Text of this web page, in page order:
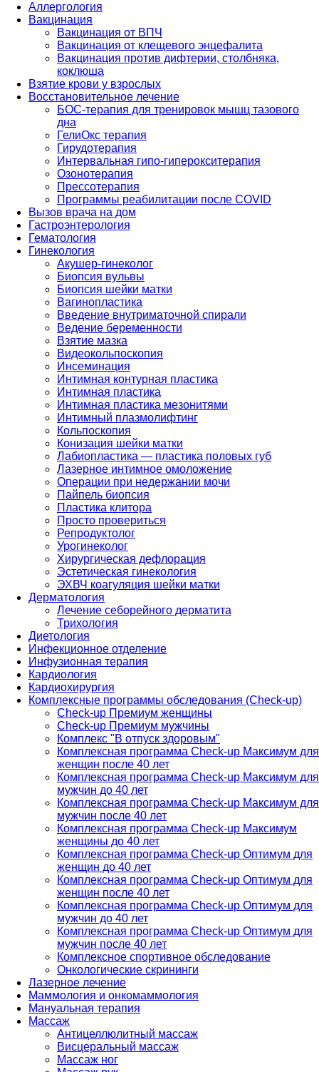
Аллергология
Вакцинация
Вакцинация от ВПЧ
Вакцинация от клещевого энцефалита
Вакцинация против дифтерии, столбняка,
коклюша
Взятие крови у взрослых
Восстановительное лечение
БОС-терапия для тренировок мышц тазового
дна
ГелиОкс терапия
Гирудотерапия
Интервальная гипо-гиперокситерапия
Озонотерапия
Прессотерапия
Программы реабилитации после СOVID
Вызов врача на дом
Гастроэнтерология
Гематология
Гинекология
Акушер-гинеколог
Биопсия вульвы
Биопсия шейки матки
Вагинопластика
Введение внутриматочной спирали
Ведение беременности
Взятие мазка
Видеокольпоскопия
Инсеминация
Интимная контурная пластика
Интимная пластика
Интимная пластика мезонитями
Интимный плазмолифтинг
Кольпоскопия
Конизация шейки матки
Лабиопластика — пластика половых губ
Лазерное интимное омоложение
Операции при недержании мочи
Пайпель биопсия
Пластика клитора
Просто провериться
Репродуктолог
Урогинеколог
Хирургическая дефлорация
Эстетическая гинекология
ЭХВЧ коагуляция шейки матки
Дерматология
Лечение себорейного дерматита
Трихология
Диетология
Инфекционное отделение
Инфузионная терапия
Кардиология
Кардиохирургия
Комплексные программы обследования (Check-up)
Check-up Премиум женщины
Check-up Премиум мужчины
Комплекс "В отпуск здоровым"
Комплексная программа Check-up Максимум для
женщин после 40 лет
Комплексная программа Check-up Максимум для
мужчин до 40 лет
Комплексная программа Check-up Максимум для
мужчин после 40 лет
Комплексная программа Check-up Максимум
женщины до 40 лет
Комплексная программа Check-up Оптимум для
женщин до 40 лет
Комплексная программа Check-up Оптимум для
женщин после 40 лет
Комплексная программа Check-up Оптимум для
мужчин до 40 лет
Комплексная программа Check-up Оптимум для
мужчин после 40 лет
Комплексное спортивное обследование
Онкологические скрининги
Лазерное лечение
Маммология и онкомаммология
Мануальная терапия
Массаж
Антицеллюлитный массаж
Висцеральный массаж
Массаж ног